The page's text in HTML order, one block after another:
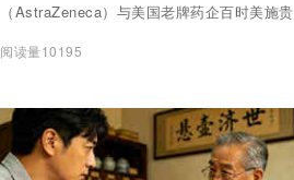
（AstraZeneca）与美国老牌药企百时美施贵
合并事宜展开谈判。这则消息迅速刷屏。原因
阅读量10195